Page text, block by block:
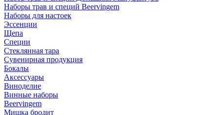
Наборы трав и специй Beervingem
Наборы для настоек
Эссенции
Щепа
Специи
Стеклянная тара
Сувенирная продукция
Бокалы
Аксессуары
Виноделие
Винные наборы
Beervingem
Мишка бродит